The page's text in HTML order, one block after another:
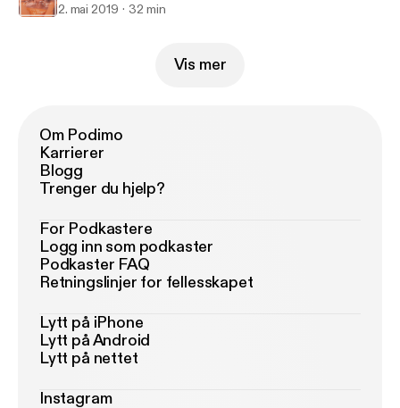
2. mai 2019 32 min
Vis mer
Om Podimo
Karrierer
Blogg
Trenger du hjelp?
For Podkastere
Logg inn som podkaster
Podkaster FAQ
Retningslinjer for fellesskapet
Lytt på iPhone
Lytt på Android
Lytt på nettet
Instagram